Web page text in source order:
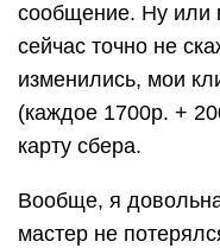
сообщение. Ну или
сейчас точно не
изменились, мои
(каждое 1700р. +
карту сбера.
Вообще, я
мастер не